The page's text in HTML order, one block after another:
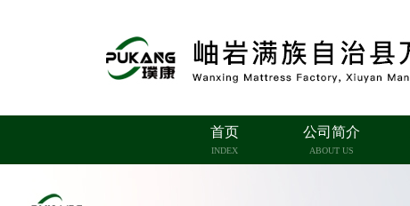
首页
INDEX
公司简介
ABOUT US